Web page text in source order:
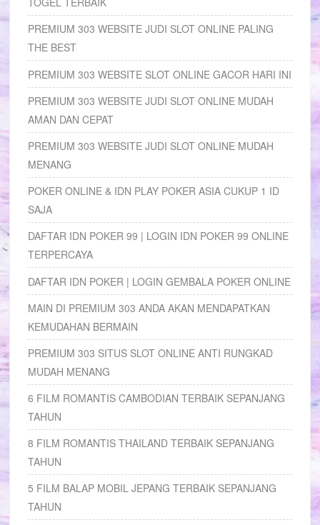
PREMIUM 303 WEBSITE JUDI SLOT ONLINE PALING
THE BEST
PREMIUM 303 WEBSITE SLOT ONLINE GACOR HARI INI
PREMIUM 303 WEBSITE JUDI SLOT ONLINE MUDAH
AMAN DAN CEPAT
PREMIUM 303 WEBSITE JUDI SLOT ONLINE MUDAH
MENANG
POKER ONLINE & IDN PLAY POKER ASIA CUKUP 1 ID
SAJA
DAFTAR IDN POKER 99 | LOGIN IDN POKER 99 ONLINE
TERPERCAYA
DAFTAR IDN POKER | LOGIN GEMBALA POKER ONLINE
MAIN DI PREMIUM 303 ANDA AKAN MENDAPATKAN
KEMUDAHAN BERMAIN
PREMIUM 303 SITUS SLOT ONLINE ANTI RUNGKAD
MUDAH MENANG
6 FILM ROMANTIS CAMBODIAN TERBAIK SEPANJANG
TAHUN
8 FILM ROMANTIS THAILAND TERBAIK SEPANJANG
TAHUN
5 FILM BALAP MOBIL JEPANG TERBAIK SEPANJANG
TAHUN